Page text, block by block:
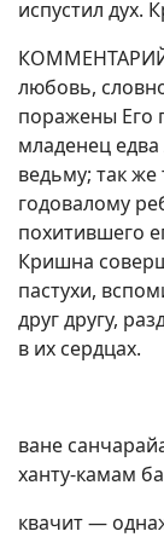
испустил дух.
КОММЕНТАРИЙ:
любовь,
поражены Его
младенец
ведьму; так
годовалому
похитившего
Кришна
пастухи,
друг другу,
в их сердцах.
ване
ханту-камам
квачит —